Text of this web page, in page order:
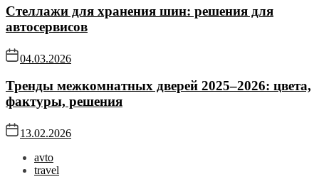
Стеллажи для хранения шин: решения для
автосервисов
04.03.2026
Тренды межкомнатных дверей 2025–2026: цвета,
фактуры, решения
13.02.2026
avto
travel